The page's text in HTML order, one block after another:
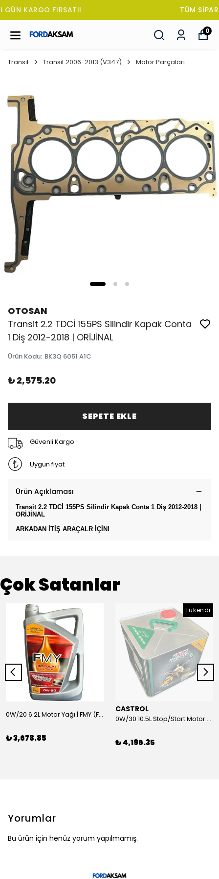
TÜM SİPARİŞLERDE OTO KOKUSU HEDİYE!
0
Transit Transit 2006-2013 (V347) Motor Parçaları
OTOSAN
Transit 2.2 TDCİ 155PS Silindir Kapak Conta
1 Diş 2012-2018 | ORİJİNAL
Ürün Kodu: BK3Q 6051 A1C
₺ 2,575.20
SEPETE EKLE
Güvenli Kargo
Uygun fiyat
Ürün Açıklaması
Transit 2.2 TDCİ 155PS Silindir Kapak Conta 1 Diş 2012-2018 |
ORİJİNAL
ARKADAN İTİŞ ARAÇALR İÇİN!
Çok Satanlar
0W/20 6.2L Motor Yağı | FMY (Ford Motor Yağları)
₺ 3,678.85
Tükendi
CASTROL
0W/30 10.5L Stop/Start Motor Yağı | CASTROL
₺ 4,196.35
Yorumlar
Bu ürün için henüz yorum yapılmamış.